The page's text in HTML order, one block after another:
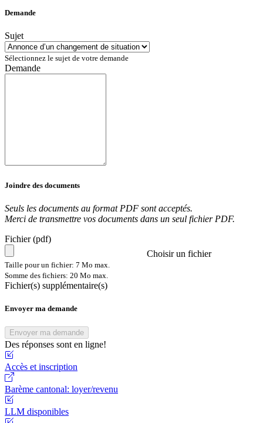
Demande
Sujet
Sélectionnez le sujet de votre demande
Demande
Joindre des documents
Seuls les documents au format PDF sont acceptés.
Merci de transmettre vos documents dans un seul fichier PDF.
Fichier (pdf)
Choisir un fichier
Taille pour un fichier: 7 Mo max.
Somme des fichiers: 20 Mo max.
Fichier(s) supplémentaire(s)
Envoyer ma demande
Envoyer ma demande
Des réponses sont en ligne!
Accès et inscription
Barème cantonal: loyer/revenu
LLM disponibles